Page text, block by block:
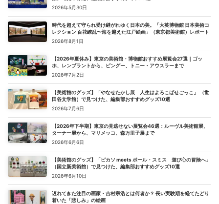
2026年5月30日
時代を超えて守られ受け継がれゆく日本の美。「大英博物館 日本美術コ
レクション 百花繚乱〜海を越えた江戸絵画」（東京都美術館）レポート
2026年8月1日
【2026年夏休み】東京の美術館・博物館おすすめ展覧会27選｜ゴッ
ホ、レンブラントから、ピングー、トニー・アウスラーまで
2026年7月2日
【美術館のグッズ】「やなせたかし展 人生はよろこばせごっこ」 （世
田谷文学館）で見つけた、編集部おすすめグッズ10選
2026年7月6日
【2026年下半期】東京の見逃せない展覧会46選：ルーヴル美術館展、
ターナー展から、マリメッコ、森万里子展まで
2026年6月6日
【美術館のグッズ】「ピカソ meets ポール・スミス 遊び心の冒険へ」
（国立新美術館）で見つけた、編集部おすすめグッズ10選
2026年6月10日
遅れてきた注目の画家・吉村宗浩とは何者か？ 長い実験期を経てたどり
着いた「悲しみ」の絵画